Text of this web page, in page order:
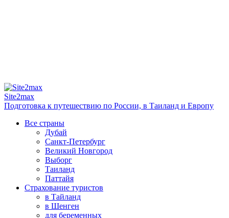
Site2max
Подготовка к путешествию по России, в Таиланд и Европу
Все страны
Дубай
Санкт-Петербург
Великий Новгород
Выборг
Таиланд
Паттайя
Страхование туристов
в Тайланд
в Шенген
для беременных